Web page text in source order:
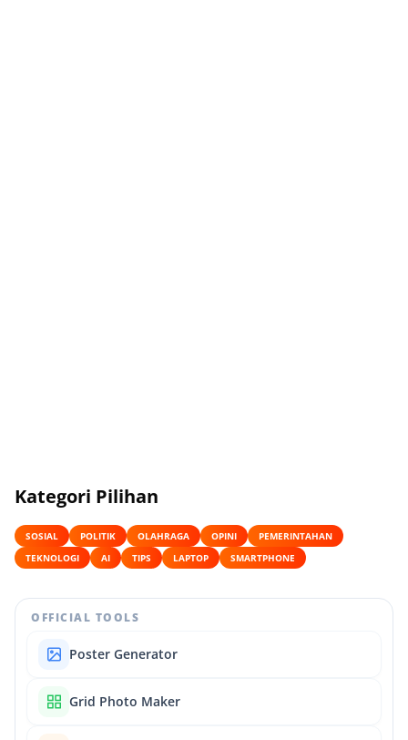
Kategori Pilihan
SOSIAL POLITIK OLAHRAGA OPINI
PEMERINTAHAN
TEKNOLOGI
AI TIPS LAPTOP SMARTPHONE
OFFICIAL TOOLS
Poster Generator
Grid Photo Maker